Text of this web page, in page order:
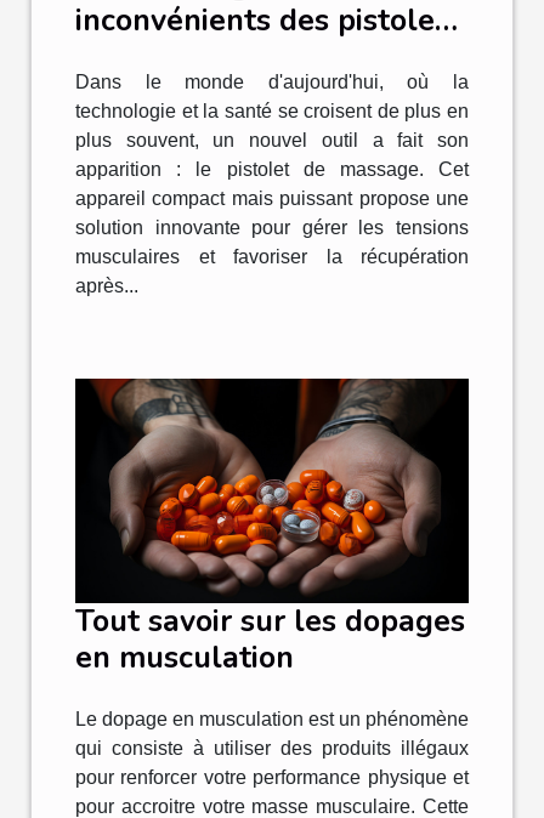
inconvénients des pistolets
Amazon
Dans le monde d'aujourd'hui, où la
technologie et la santé se croisent de plus en
plus souvent, un nouvel outil a fait son
apparition : le pistolet de massage. Cet
appareil compact mais puissant propose une
solution innovante pour gérer les tensions
musculaires et favoriser la récupération
après...
Tout savoir sur les dopages
en musculation
Le dopage en musculation est un phénomène
qui consiste à utiliser des produits illégaux
pour renforcer votre performance physique et
pour accroitre votre masse musculaire. Cette